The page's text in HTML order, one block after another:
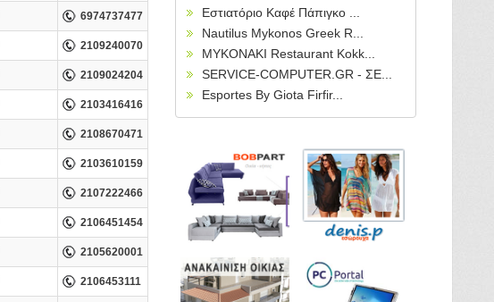
6974737477
2109240070
2109024204
2103416416
2108670471
2103610159
2107222466
2106451454
2105620001
2106453111
Εστιατόριο Καφέ Πάπιγκο ...
Nautilus Mykonos Greek R...
MYKONAKI Restaurant Kokk...
SERVICE-COMPUTER.GR - ΣΕ...
Esportes By Giota Firfir...